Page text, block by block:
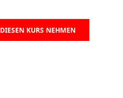
DIESEN KURS NEHMEN